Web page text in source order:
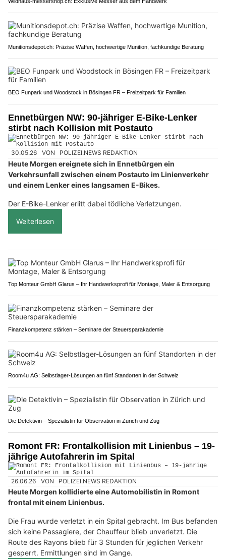
Munitionsdepot.ch: Präzise Waffen, hochwertige Munition, fachkundige Beratung
BEO Funpark und Woodstock in Bösingen FR – Freizeitpark für Familien
Ennetbürgen NW: 90-jähriger E-Bike-Lenker
stirbt nach Kollision mit Postauto
30.05.26 VON POLIZEI.NEWS REDAKTION
Heute Morgen ereignete sich in Ennetbürgen ein
Verkehrsunfall zwischen einem Postauto im Linienverkehr
und einem Lenker eines langsamen E-Bikes.
Der E-Bike-Lenker erlitt dabei tödliche Verletzungen.
Weiterlesen
Top Monteur GmbH Glarus – Ihr Handwerksprofi für Montage, Maler & Entsorgung
Finanzkompetenz stärken – Seminare der Steuersparakademie
Room4u AG: Selbstlager-Lösungen an fünf Standorten in der Schweiz
Die Detektivin – Spezialistin für Observation in Zürich und Zug
Romont FR: Frontalkollision mit Linienbus – 19-
jährige Autofahrerin im Spital
26.06.26 VON POLIZEI.NEWS REDAKTION
Heute Morgen kollidierte eine Automobilistin in Romont
frontal mit einem Linienbus.
Die Frau wurde verletzt in ein Spital gebracht. Im Bus befanden
sich keine Passagiere, der Chauffeur blieb unverletzt. Die
Route des Rayons blieb für 3 Stunden für jeglichen Verkehr
gesperrt. Ermittlungen sind im Gange.